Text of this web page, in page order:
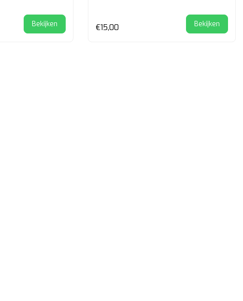
Bekijken €15,00 Bekijken